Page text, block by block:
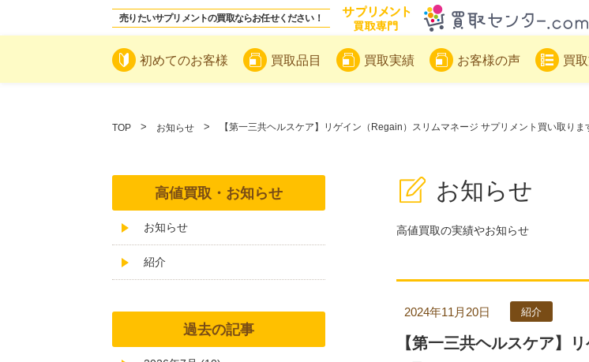
売りたいサプリメントの買取ならお任せください！
初めてのお客様 買取品目 買取実績 お客様の声 買
TOP お知らせ 【第一三共ヘルスケア】リゲイン（Regain）スリムマネージ サプリメント買い取りま
お知らせ
高値買取の実績やお知らせ
【第一三共ヘルスケア】
2024年11月20日 紹介
高値買取・お知らせ
お知らせ
紹介
過去の記事